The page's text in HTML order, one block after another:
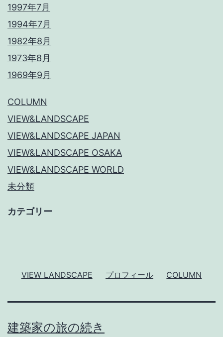
1997年7月
1994年7月
1982年8月
1973年8月
1969年9月
COLUMN
VIEW&LANDSCAPE
VIEW&LANDSCAPE JAPAN
VIEW&LANDSCAPE OSAKA
VIEW&LANDSCAPE WORLD
未分類
カテゴリー
VIEW LANDSCAPE プロフィール COLUMN
建築家の旅の続き